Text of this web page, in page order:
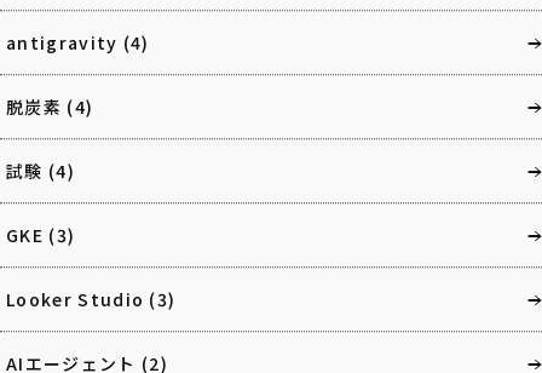
antigravity (4)
脱炭素 (4)
試験 (4)
GKE (3)
Looker Studio (3)
AIエージェント (2)